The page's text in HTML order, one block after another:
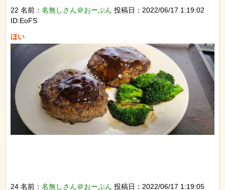
22 名前： 名無しさん＠おーぷん 投稿日：2022/06/17 1:19:02
ID:EoFS
24 名前： 名無しさん＠おーぷん 投稿日：2022/06/17 1:19:05